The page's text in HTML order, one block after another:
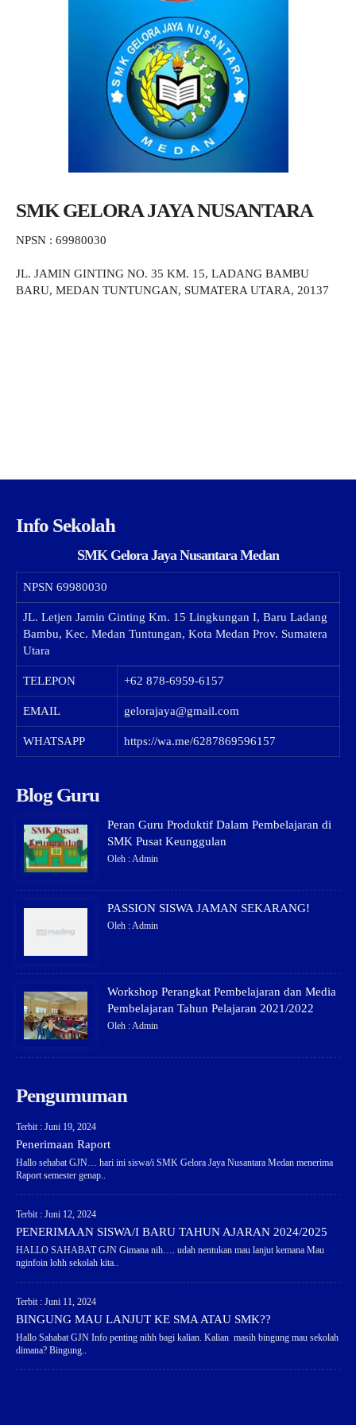
SMK GELORA JAYA NUSANTARA
NPSN : 69980030
JL. JAMIN GINTING NO. 35 KM. 15, LADANG BAMBU
BARU, MEDAN TUNTUNGAN, SUMATERA UTARA, 20137
Info Sekolah
SMK Gelora Jaya Nusantara Medan
NPSN 69980030
JL. Letjen Jamin Ginting Km. 15 Lingkungan I, Baru Ladang
Bambu, Kec. Medan Tuntungan, Kota Medan Prov. Sumatera
Utara
TELEPON +62 878-6959-6157
EMAIL gelorajaya@gmail.com
WHATSAPP https://wa.me/6287869596157
Blog Guru
Peran Guru Produktif Dalam Pembelajaran di
SMK Pusat Keunggulan
Oleh : Admin
PASSION SISWA JAMAN SEKARANG!
Oleh : Admin
Workshop Perangkat Pembelajaran dan Media
Pembelajaran Tahun Pelajaran 2021/2022
Oleh : Admin
Pengumuman
Terbit : Juni 19, 2024
Penerimaan Raport
Hallo sehabat GJN… hari ini siswa/i SMK Gelora Jaya Nusantara Medan menerima
Raport semester genap..
Terbit : Juni 12, 2024
PENERIMAAN SISWA/I BARU TAHUN AJARAN 2024/2025
HALLO SAHABAT GJN Gimana nih…. udah nentukan mau lanjut kemana Mau
nginfoin lohh sekolah kita..
Terbit : Juni 11, 2024
BINGUNG MAU LANJUT KE SMA ATAU SMK??
Hallo Sahabat GJN Info penting nihh bagi kalian. Kalian masih bingung mau sekolah
dimana? Bingung..